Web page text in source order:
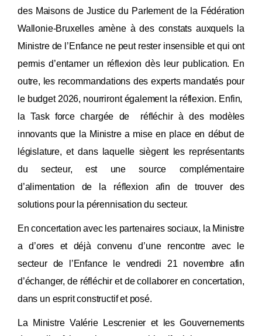
des Maisons de Justice du Parlement de la Fédération
Wallonie-Bruxelles amène à des constats auxquels la
Ministre de l’Enfance ne peut rester insensible et qui ont
permis d’entamer un réflexion dès leur publication. En
outre, les recommandations des experts mandatés pour
le budget 2026, nourriront également la réflexion. Enfin,
la Task force chargée de réfléchir à des modèles
innovants que la Ministre a mise en place en début de
législature, et dans laquelle siègent les représentants
du secteur, est une source complémentaire
d’alimentation de la réflexion afin de trouver des
solutions pour la pérennisation du secteur.
En concertation avec les partenaires sociaux, la Ministre
a d’ores et déjà convenu d’une rencontre avec le
secteur de l’Enfance le vendredi 21 novembre afin
d’échanger, de réfléchir et de collaborer en concertation,
dans un esprit constructif et posé.
La Ministre Valérie Lescrenier et les Gouvernements